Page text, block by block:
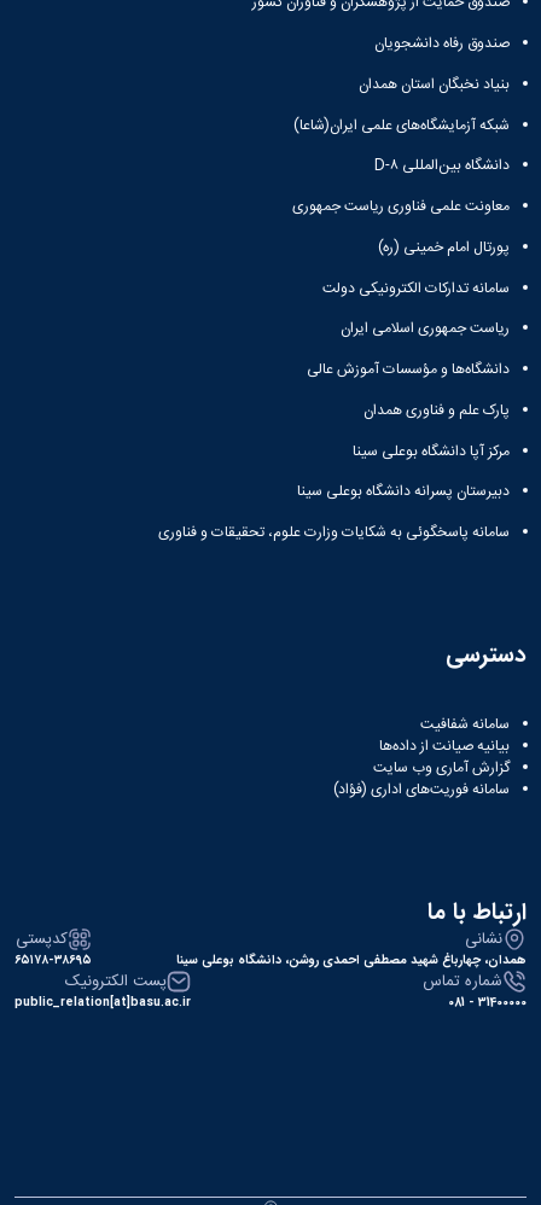
معظم
رهبری
تماس
با
صندوق رفاه دانشجویان
بنیاد نخبگان استان همدان
شبکه آزمایشگاه‌های علمی ایران(شاعا)
دانشگاه بین‌المللی D-۸
معاونت علمی فناوری ریاست جمهوری
پورتال امام خمینی (ره)
سامانه تدارکات الکترونیکی دولت
ریاست جمهوری اسلامی ایران
دانشگاه‌ها و مؤسسات آموزش عالی
پارک علم و فناوری همدان
مرکز آپا دانشگاه بوعلی سینا
دبیرستان پسرانه دانشگاه بوعلی سینا
سامانه پاسخگوئی به شکایات وزارت علوم، تحقیقات و فناوری
دسترسی
سامانه شفافیت
بیانیه صیانت از داده‌ها
گزارش آماری وب‌ سایت
سامانه فوریت‌های اداری (فؤاد)
ارتباط با ما
نشانی
همدان، چهارباغ شهید مصطفی احمدی روشن، دانشگاه بوعلی سینا
کدپستی
۶۵۱۷۸-۳۸۶۹۵
شماره تماس
31400000 - 081
پست الکترونیک
public_relation[at]basu.ac.ir